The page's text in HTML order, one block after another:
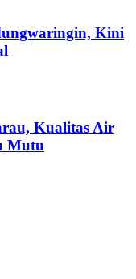
Kini
Kualitas Air
Mutu